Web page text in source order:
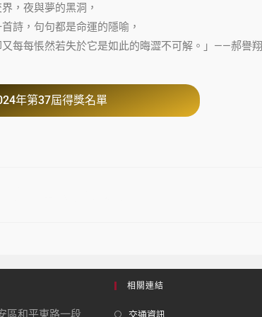
，夜與夢的黑洞，
詩，句句都是命運的隱喻，
每每悵然若失於它是如此的晦澀不可解。」——郝譽翔
年第37屆得獎名單
區和平東路一段
相關連結
交通資訊